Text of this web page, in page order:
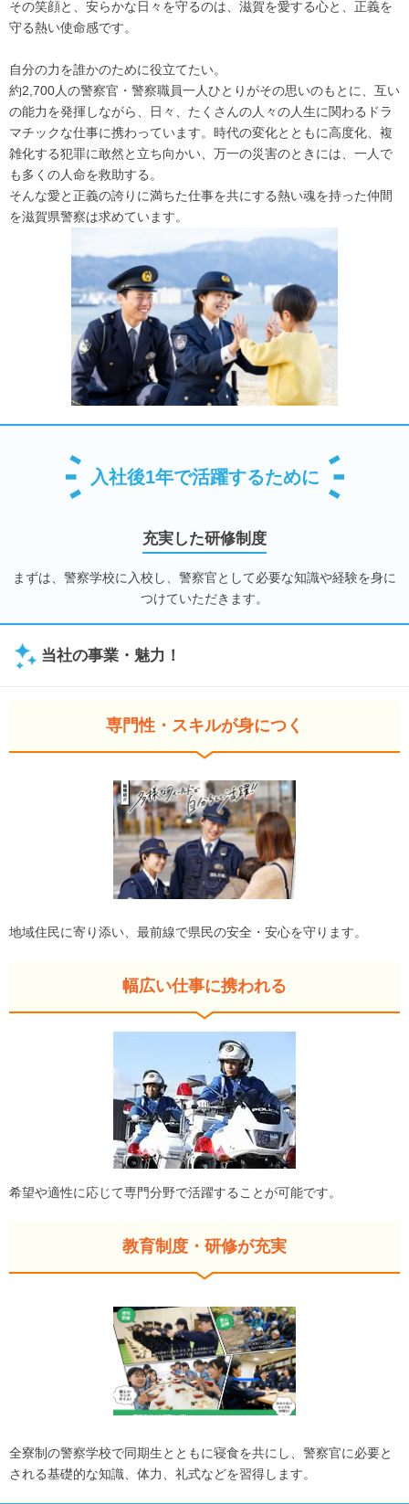
その笑顔と、安らかな日々を守るのは、滋賀を愛する心と、正義を
守る熱い使命感です。
自分の力を誰かのために役立てたい。
約2,700人の警察官・警察職員一人ひとりがその思いのもとに、互い
の能力を発揮しながら、日々、たくさんの人々の人生に関わるドラ
マチックな仕事に携わっています。時代の変化とともに高度化、複
雑化する犯罪に敢然と立ち向かい、万一の災害のときには、一人で
も多くの人命を救助する。
そんな愛と正義の誇りに満ちた仕事を共にする熱い魂を持った仲間
を滋賀県警察は求めています。
入社後1年で活躍するために
充実した研修制度
まずは、警察学校に入校し、警察官として必要な知識や経験を身に
つけていただきます。
当社の事業・魅力！
専門性・スキルが身につく
地域住民に寄り添い、最前線で県民の安全・安心を守ります。
幅広い仕事に携われる
希望や適性に応じて専門分野で活躍することが可能です。
教育制度・研修が充実
全寮制の警察学校で同期生とともに寝食を共にし、警察官に必要と
される基礎的な知識、体力、礼式などを習得します。